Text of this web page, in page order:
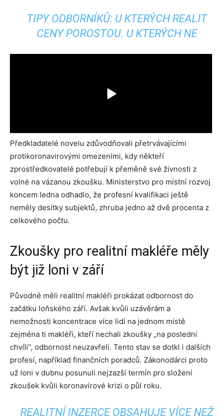
TIPY ODBORNÍKŮ: U KTERÝCH REALIT
CENY POROSTOU. U KTERÝCH NE
Předkladatelé novelu zdůvodňovali přetrvávajícími
protikoronavirovými omezeními, kdy někteří
zprostředkovatelé potřebují k přeměně své živnosti z
volné na vázanou zkoušku. Ministerstvo pro místní rozvoj
koncem ledna odhadlo, že profesní kvalifikaci ještě
neměly desítky subjektů, zhruba jedno až dvě procenta z
celkového počtu.
Zkoušky pro realitní makléře měly
být již loni v září
Původně měli realitní makléři prokázat odbornost do
začátku loňského září. Avšak kvůli uzávěrám a
nemožnosti koncentrace více lidí na jednom místě
zejména ti makléři, kteří nechali zkoušky „na poslední
chvíli“, odbornost neuzavřeli. Tento stav se dotkl i dalších
profesí, například finančních poradců. Zákonodárci proto
už loni v dubnu posunuli nejzazší termín pro složení
zkoušek kvůli koronavirové krizi o půl roku.
REALITNÍ INZERCE OBSAHUJE VÍCE NEŽ